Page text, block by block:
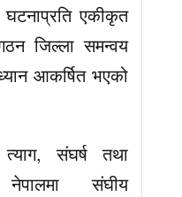
एकीकृत
जिल्ला समन्वय
आकर्षित भएको
संघर्ष तथा
संघीय